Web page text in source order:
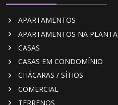
APARTAMENTOS
APARTAMENTOS NA PLANTA
CASAS
CASAS EM CONDOMÍNIO
CHÁCARAS / SÍTIOS
COMERCIAL
TERRENOS